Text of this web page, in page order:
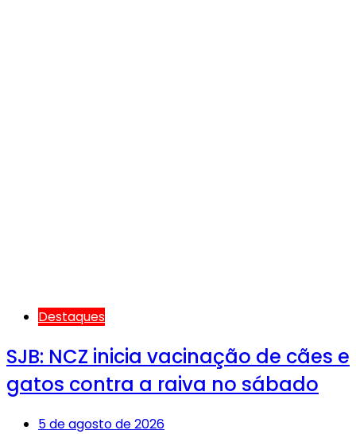
Destaques
SJB: NCZ inicia vacinação de cães e
gatos contra a raiva no sábado
5 de agosto de 2026